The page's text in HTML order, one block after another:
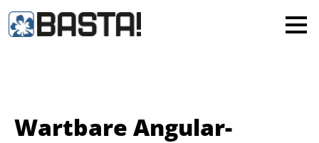
Wartbare Angular-
MAINZ
Alle